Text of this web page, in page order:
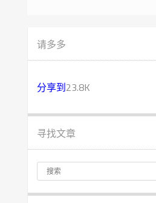
请多多
分享到23.8K
寻找文章